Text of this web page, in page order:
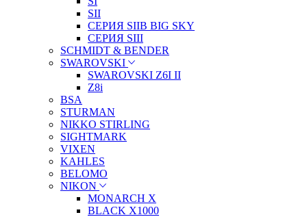
SII
СЕРИЯ SIIB BIG SKY
СЕРИЯ SIII
SCHMIDT & BENDER
SWAROVSKI
SWAROVSKI Z6I II
Z8i
BSA
STURMAN
NIKKO STIRLING
SIGHTMARK
VIXEN
KAHLES
BELOMO
NIKON
MONARCH X
BLACK X1000